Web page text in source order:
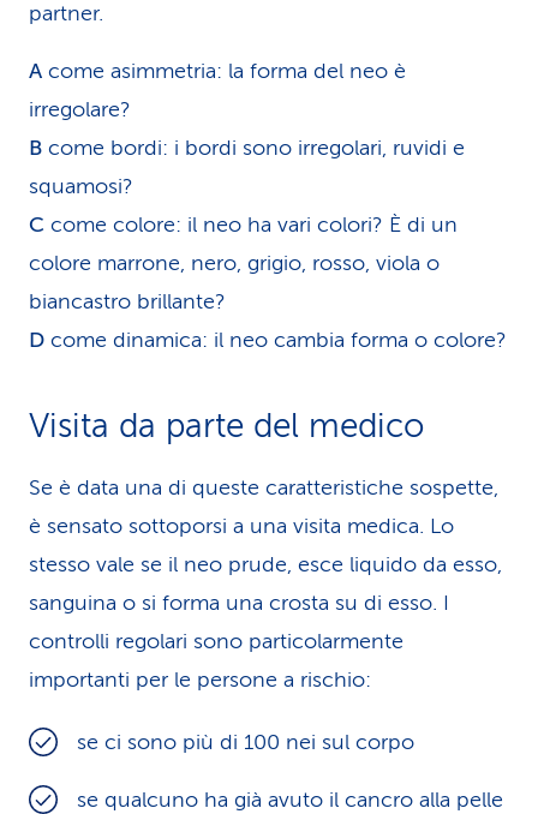
partner.
A come asimmetria: la forma del neo è
irregolare?
B come bordi: i bordi sono irregolari, ruvidi e
squamosi?
C come colore: il neo ha vari colori? È di un
colore marrone, nero, grigio, rosso, viola o
biancastro brillante?
D come dinamica: il neo cambia forma o colore?
Visita da parte del medico
Se è data una di queste caratteristiche sospette,
è sensato sottoporsi a una visita medica. Lo
stesso vale se il neo prude, esce liquido da esso,
sanguina o si forma una crosta su di esso. I
controlli regolari sono particolarmente
importanti per le persone a rischio:
se ci sono più di 100 nei sul corpo
se qualcuno ha già avuto il cancro alla pelle